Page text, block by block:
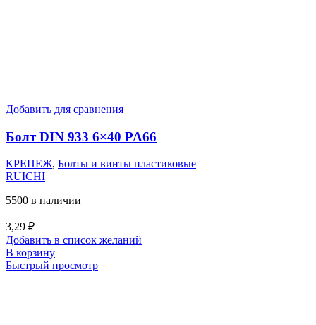
Добавить для сравнения
Болт DIN 933 6×40 PA66
КРЕПЕЖ, Болты и винты пластиковые
RUICHI
5500 в наличии
3,29 ₽
Добавить в список желаний
В корзину
Быстрый просмотр